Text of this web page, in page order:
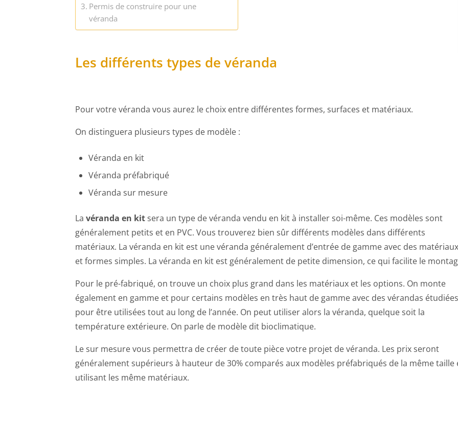
Permis de construire pour une
véranda
Les différents types de véranda
Pour votre véranda vous aurez le choix entre différentes formes, surfaces et matériaux.
On distinguera plusieurs types de modèle :
Véranda en kit
Véranda préfabriqué
Véranda sur mesure
La véranda en kit sera un type de véranda vendu en kit à installer soi-même. Ces modèles sont
généralement petits et en PVC. Vous trouverez bien sûr différents modèles dans différents
matériaux. La véranda en kit est une véranda généralement d’entrée de gamme avec des matériaux
et formes simples. La véranda en kit est généralement de petite dimension, ce qui facilite le
Pour le pré-fabriqué, on trouve un choix plus grand dans les matériaux et les options. On monte
également en gamme et pour certains modèles en très haut de gamme avec des vérandas étudiées
pour être utilisées tout au long de l’année. On peut utiliser alors la véranda, quelque soit la
température extérieure. On parle de modèle dit bioclimatique.
Le sur mesure vous permettra de créer de toute pièce votre projet de véranda. Les prix seront
généralement supérieurs à hauteur de 30% comparés aux modèles préfabriqués de la même taille
utilisant les même matériaux.